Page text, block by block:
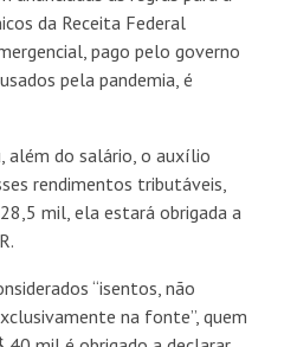
da Receita Federal
pago pelo governo
pela pandemia, é
além do salário, o auxílio
rendimentos tributáveis,
mil, ela estará obrigada a
“isentos, não
na fonte”, quem